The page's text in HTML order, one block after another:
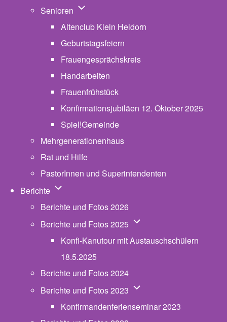
Senioren Unternavigation von Senioren
Altenclub Klein Heidorn
Geburtstagsfeiern
Frauengesprächskreis
Handarbeiten
Frauenfrühstück
Konfirmationsjubiläen 12. Oktober 2025
Spiel!Gemeinde
Mehrgenerationenhaus
Rat und Hilfe
PastorInnen und Superintendenten
Berichte Unternavigation von Berichte
Berichte und Fotos 2026
Berichte und Fotos 2025 Unternavigation von
Konfi-Kanutour mit Austauschschülern
18.5.2025
Berichte und Fotos 2024
Berichte und Fotos 2023 Unternavigation von
Konfirmandenferienseminar 2023